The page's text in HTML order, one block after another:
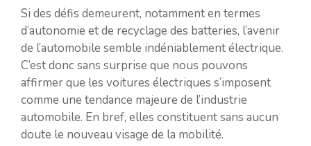
Si des défis demeurent, notamment en termes
d’autonomie et de recyclage des batteries, l’avenir
de l’automobile semble indéniablement électrique.
C’est donc sans surprise que nous pouvons
affirmer que les voitures électriques s’imposent
comme une tendance majeure de l’industrie
automobile. En bref, elles constituent sans aucun
doute le nouveau visage de la mobilité.